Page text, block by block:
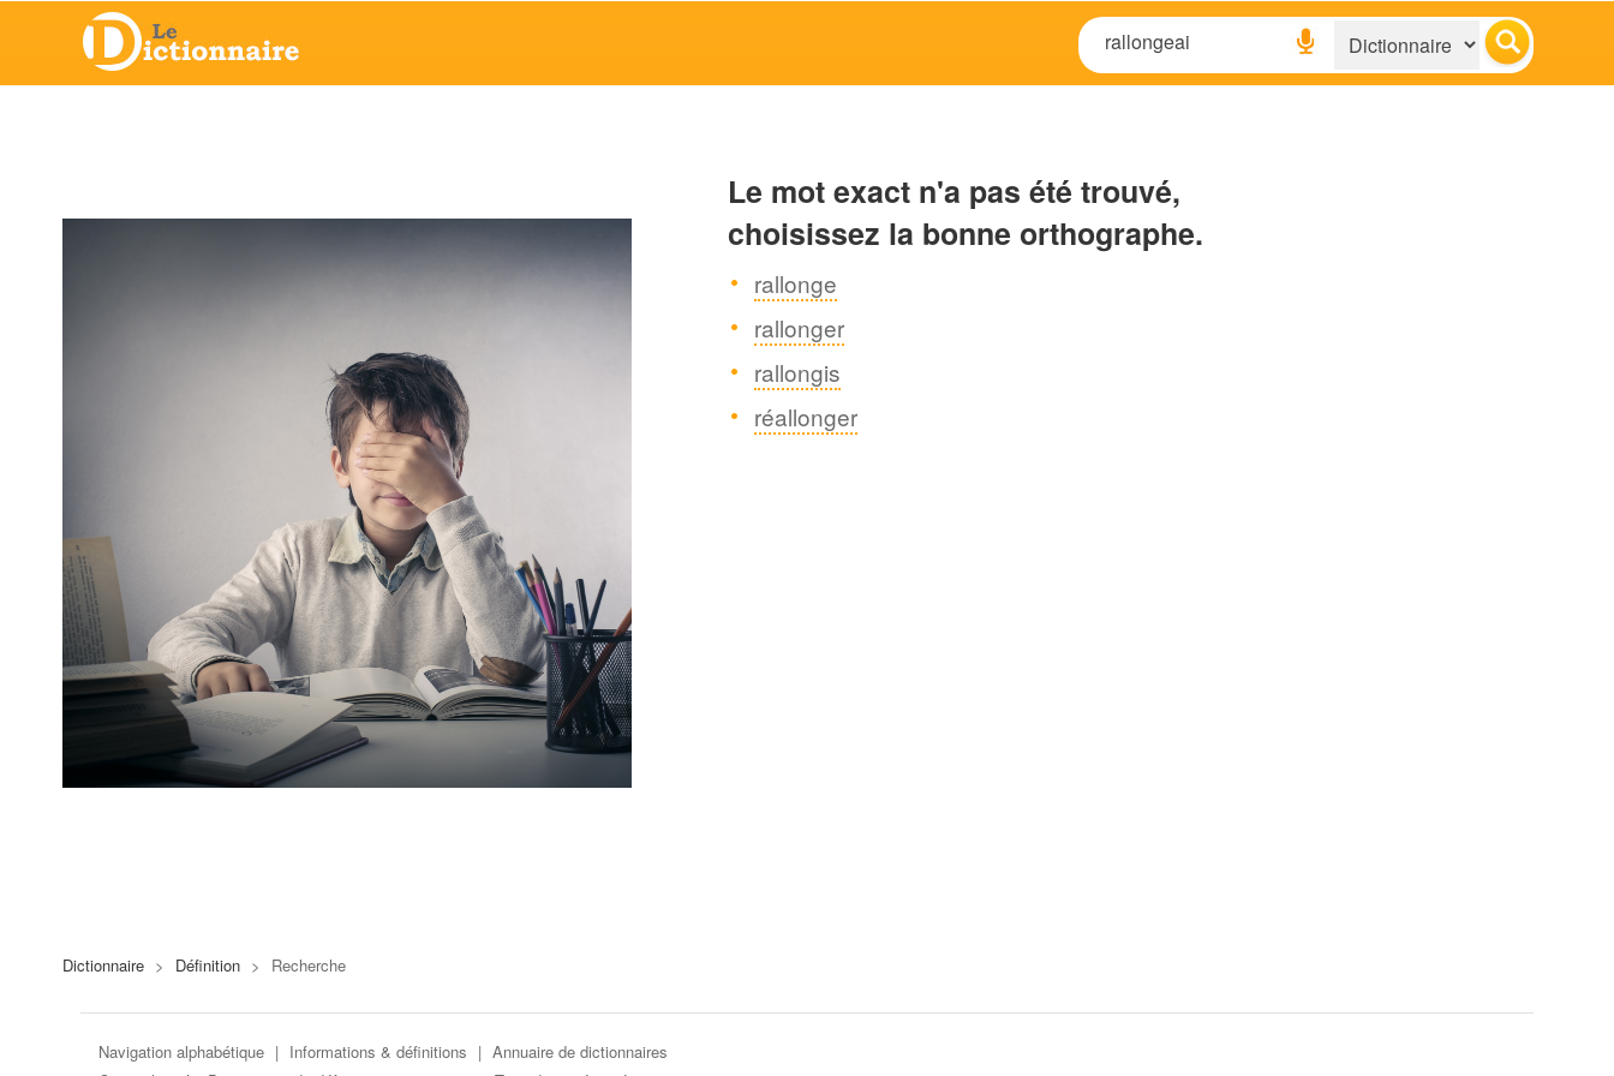
Le mot exact n'a pas été trouvé,
choisissez la bonne orthographe.
rallonge
rallonger
rallongis
réallonger
Dictionnaire > Définition > Recherche
Navigation alphabétique | Informations & définitions | Annuaire de dictionnaires